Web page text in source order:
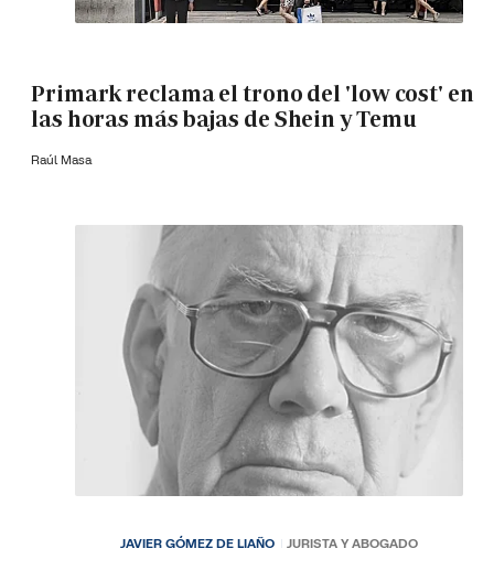
Primark reclama el trono del 'low cost' en
las horas más bajas de Shein y Temu
Raúl Masa
JAVIER GÓMEZ DE LIAÑO JURISTA Y ABOGADO